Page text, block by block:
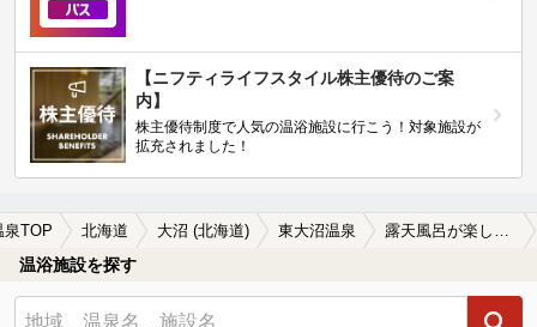
【ニフティライフスタイル株主優待のご案
内】
株主優待制度で人気の温浴施設に行こう！対象施設が
拡充されました！
泉TOP 北海道 大沼 (北海道) 東大沼温泉
温浴施設を探す